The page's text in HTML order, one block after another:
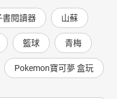
書閱讀器 山蘇
籃球 青梅
Pokemon寶可夢 盒玩